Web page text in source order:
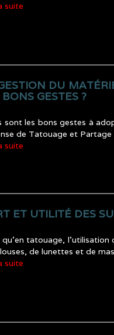
suite
DU
BONS GESTES ?
sont les bons gestes à
de Tatouage et Partage
suite
ET UTILITÉ DES
tatouage,
de lunettes et de
suite